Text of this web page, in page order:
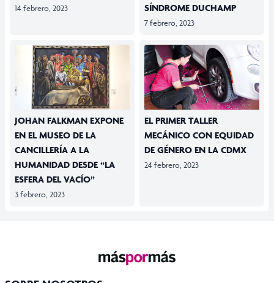
14 febrero, 2023
SÍNDROME DUCHAMP
7 febrero, 2023
JOHAN FALKMAN EXPONE
EN EL MUSEO DE LA
CANCILLERÍA A LA
HUMANIDAD DESDE “LA
ESFERA DEL VACÍO”
3 febrero, 2023
EL PRIMER TALLER
MECÁNICO CON EQUIDAD
DE GÉNERO EN LA CDMX
24 febrero, 2023